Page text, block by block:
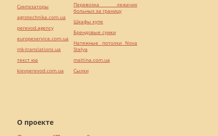
О проекте
Синтезаторы
agrotechnika.com.ua
perevod.agency
europeservice.com.ua
mk-translations.ua
текст юа
kievperevod.com.ua
Перевозка лежачих
больных за границу
Шкафы купе
Брендовые сумки
Натяжные потолки Nova
Stelya
maltina.com.ua
Cылки